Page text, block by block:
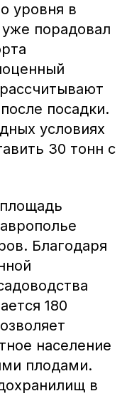
уровня в
порадовал
посадки.
условиях
30 тонн с
Благодаря
180
население
плодами.
в